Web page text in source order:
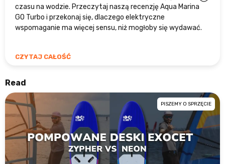
czasu na wodzie. Przeczytaj naszą recenzję Aqua Marina
GO Turbo i przekonaj się, dlaczego elektryczne
wspomaganie ma więcej sensu, niż mogłoby się wydawać.
CZYTAJ CAŁOŚĆ
Read
PISZEMY O SPRZĘCIE